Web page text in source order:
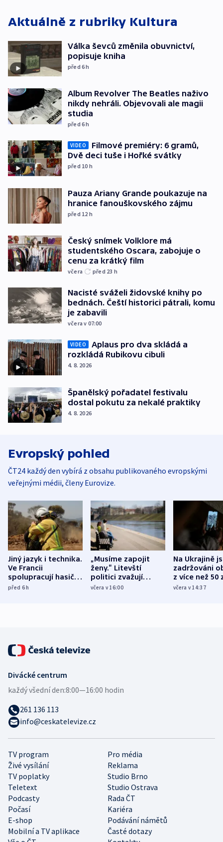
Aktuálně z rubriky Kultura
Válka ševců změnila obuvnictví,
popisuje kniha
před 6h
Album Revolver The Beatles naživo
nikdy nehráli. Objevovali ale magii
studia
před 6h
VIDEO
Filmové premiéry: 6 gramů,
Dvě deci tuše i Hořké svátky
před 10 h
Pauza Ariany Grande poukazuje na
hranice fanouškovského zájmu
před 12 h
Český snímek Volklore má
studentského Oscara, zabojuje o
cenu za krátký film
včera před 23 h
Nacisté sváželi židovské knihy po
bednách. Čeští historici pátrali, komu
je zabavili
včera v 07:00
VIDEO
Aplaus pro dva skládá a
rozkládá Rubikovu cibuli
4. 8. 2026
Španělský pořadatel festivalu
dostal pokutu za nekalé praktiky
4. 8. 2026
Evropský pohled
ČT24 každý den vybírá z obsahu publikovaného evropskými
veřejnými médii, členy Eurovize.
Jiný jazyk i technika.
Ve Francii
spolupracují hasiči z
různých zemí
před 6h
„Musíme zapojit
ženy.“ Litevští
politici zvažují
dohodu o
včera v 16:00
Na Ukrajině
zadržováni
z více než 50
Bojovali na
včera v 14:37
TV program
Pro média
Živé vysílání
Reklama
TV poplatky
Studio Brno
Teletext
Studio Ostrava
Podcasty
Rada ČT
Počasí
Kariéra
E-shop
Podávání námětů
Mobilní a TV aplikace
Časté dotazy
Divácké centrum
každý všední den:8:00—16:00 hodin
261 136 113
info@ceskatelevize.cz